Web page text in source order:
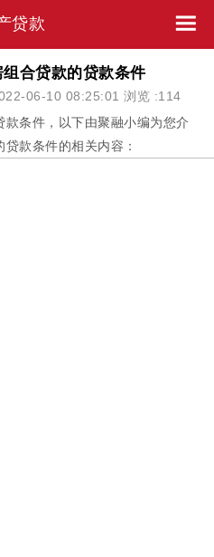
贷款
合贷款的贷款条件
06-10 08:25:01 浏览 :114
条件，以下由聚融小编为您介
款条件的相关内容：